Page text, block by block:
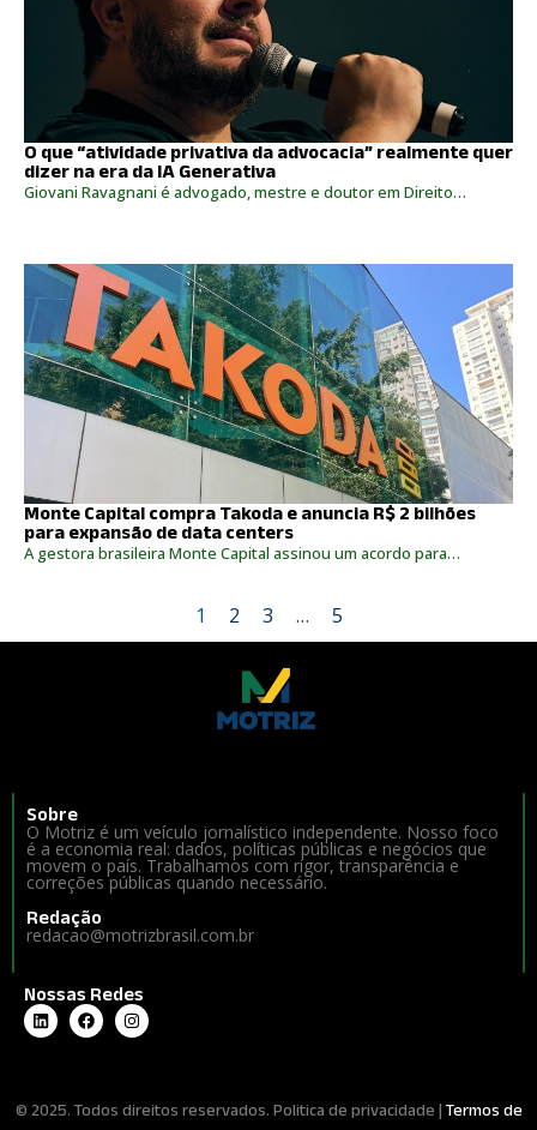
O que “atividade privativa da advocacia” realmente quer
dizer na era da IA Generativa
Giovani Ravagnani é advogado, mestre e doutor em Direito…
Monte Capital compra Takoda e anuncia R$ 2 bilhões
para expansão de data centers
A gestora brasileira Monte Capital assinou um acordo para…
1 2 3 … 5
Sobre
O Motriz é um veículo jornalístico independente. Nosso foco
é a economia real: dados, políticas públicas e negócios que
movem o país. Trabalhamos com rigor, transparência e
correções públicas quando necessário.
Redação
redacao@motrizbrasil.com.br
Nossas Redes
© 2025. Todos direitos reservados. Politica de privacidade | Termos de